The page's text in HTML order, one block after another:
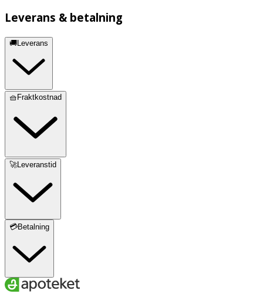
Leverans & betalning
🚚Leverans
🧺Fraktkostnad
🚀Leveranstid
💳Betalning